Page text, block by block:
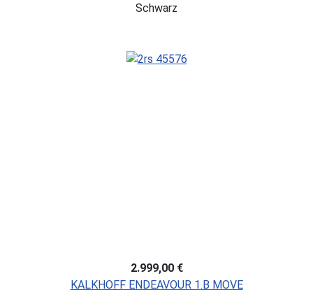
Schwarz
2.999,00 €
KALKHOFF ENDEAVOUR 1.B MOVE